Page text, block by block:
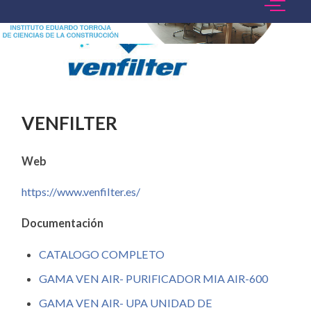
VENFILTER
Web
https://www.venfilter.es/
Documentación
CATALOGO COMPLETO
GAMA VEN AIR- PURIFICADOR MIA AIR-600
GAMA VEN AIR- UPA UNIDAD DE